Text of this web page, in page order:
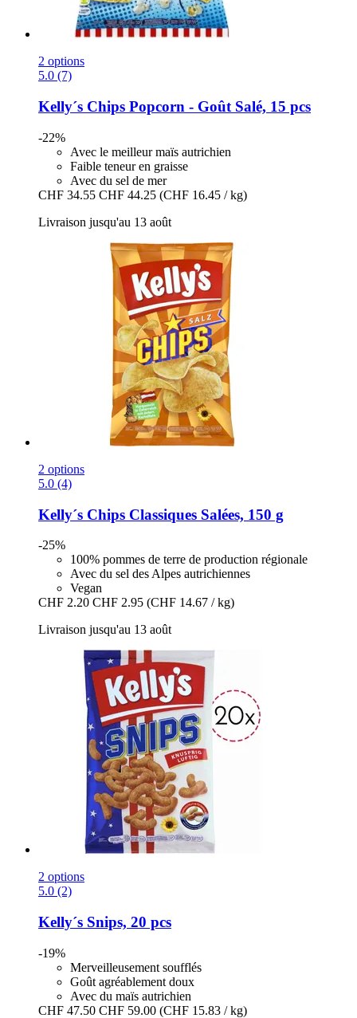
2 options
5.0 (7)
Kelly´s Chips Popcorn -​ Goût Salé, 15 pcs
-22%
Avec le meilleur maïs autrichien
Faible teneur en graisse
Avec du sel de mer
CHF 34.55 CHF 44.25 (CHF 16.45 / kg)
Livraison jusqu'au 13 août
2 options
5.0 (4)
Kelly´s Chips Classiques Salées, 150 g
-25%
100% pommes de terre de production régionale
Avec du sel des Alpes autrichiennes
Vegan
CHF 2.20 CHF 2.95 (CHF 14.67 / kg)
Livraison jusqu'au 13 août
2 options
5.0 (2)
Kelly´s Snips, 20 pcs
-19%
Merveilleusement soufflés
Goût agréablement doux
Avec du maïs autrichien
CHF 47.50 CHF 59.00 (CHF 15.83 / kg)